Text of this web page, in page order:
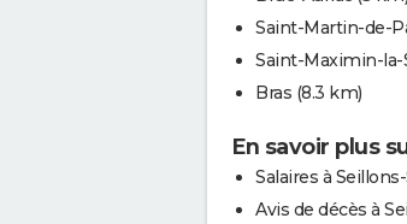
Saint-Martin-de-
Saint-Maximin-
Bras (8.3 km)
En savoir plus
Salaires à
Avis de décès à